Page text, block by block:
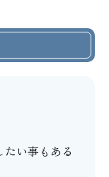
い事もある